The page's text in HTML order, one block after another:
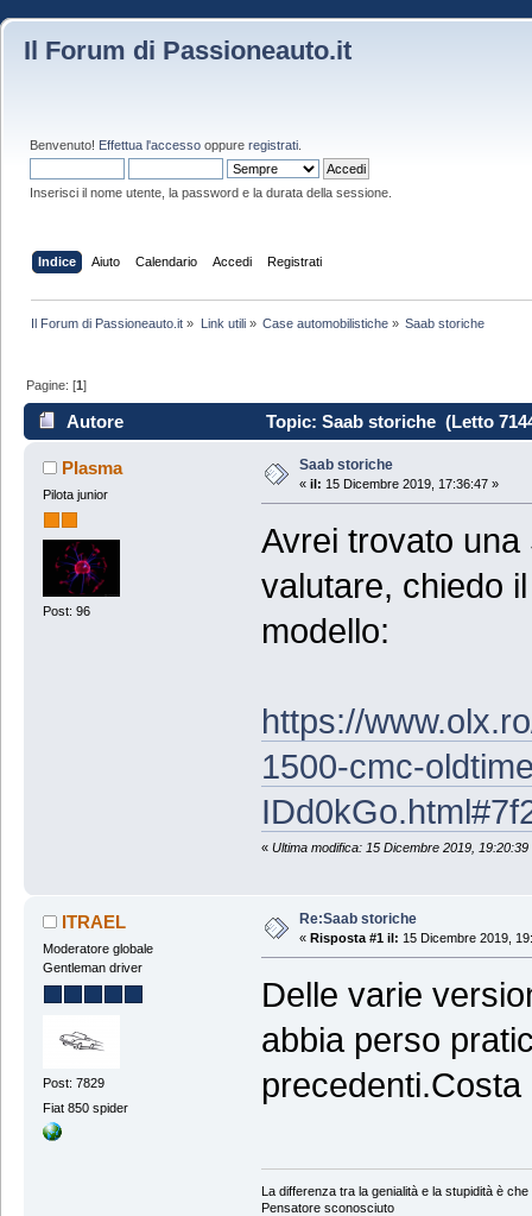
Il Forum di Passioneauto.it
Benvenuto! Effettua l'accesso oppure registrati
Inserisci il nome utente, la password e la durata della sessione.
Indice Aiuto Calendario Accedi Registrati
Il Forum di Passioneauto.it » Link utili» Case automobilistiche» Saab storiche
Pagine: [1]
Autore Topic: Saab storiche (Letto
PIasma
Pilota junior
Post: 96
Saab storiche
« il: 15 Dicembre 2019, 17:36:47 »
Avrei trovato
valutare, chiedo
modello:
https://
1500-cmc-
« Ultima modifica: 15 Dicembre 2019, 19:20:39
ITRAEL
Moderatore globale
Gentleman driver
Post: 7829
Fiat 850 spider
Re:Saab storiche
« Risposta #1 il: 15 Dicembre 2019,
Delle varie
abbia perso
La differenza tra la genialità e la stupidità è che
Pensatore sconosciuto